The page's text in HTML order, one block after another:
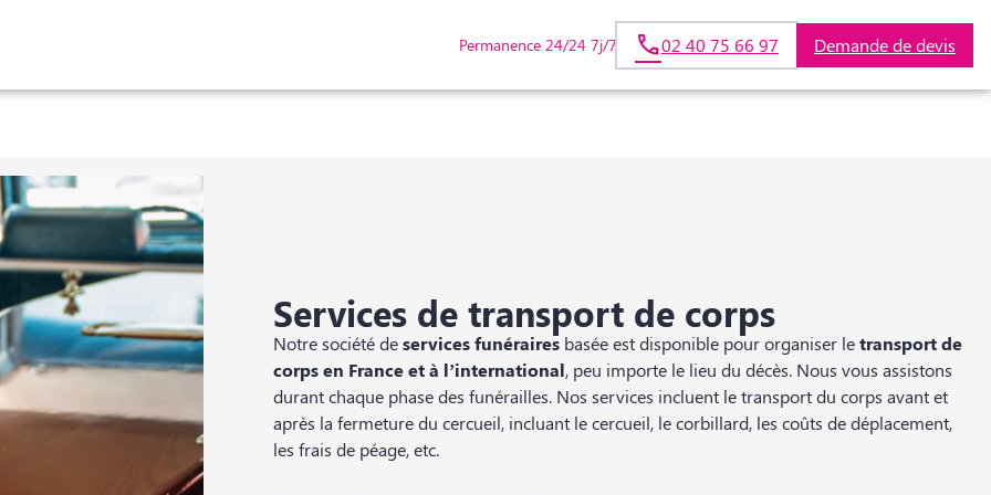
Permanence 24/24 7j/7 02 40 75 66 97 Demande de devis
CONFIGURATEUR DE MONUMENT
Services de transport de corps
Notre société deservices funéraires basée est disponible pour organiser letransport de
corps en France et à l’international, peu importe le lieu du décès. Nous vous assistons
durant chaque phase des funérailles. Nos services incluent le transport du corps avant et
après la fermeture du cercueil, incluant le cercueil, le corbillard, les coûts de déplacement,
les frais de péage, etc.